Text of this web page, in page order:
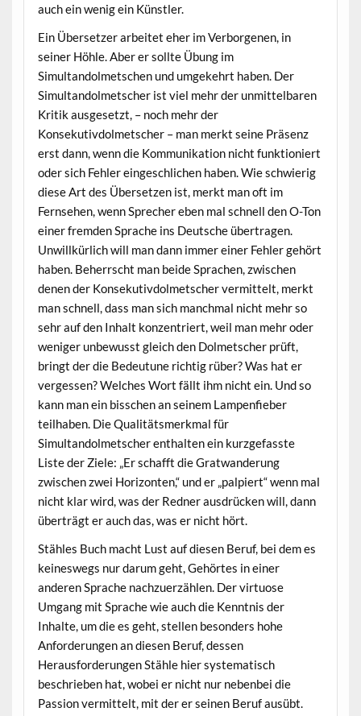
auch ein wenig ein Künstler.
Ein Übersetzer arbeitet eher im Verborgenen, in
seiner Höhle. Aber er sollte Übung im
Simultandolmetschen und umgekehrt haben. Der
Simultandolmetscher ist viel mehr der unmittelbaren
Kritik ausgesetzt, – noch mehr der
Konsekutivdolmetscher – man merkt seine Präsenz
erst dann, wenn die Kommunikation nicht funktioniert
oder sich Fehler eingeschlichen haben. Wie schwierig
diese Art des Übersetzen ist, merkt man oft im
Fernsehen, wenn Sprecher eben mal schnell den O-Ton
einer fremden Sprache ins Deutsche übertragen.
Unwillkürlich will man dann immer einer Fehler gehört
haben. Beherrscht man beide Sprachen, zwischen
denen der Konsekutivdolmetscher vermittelt, merkt
man schnell, dass man sich manchmal nicht mehr so
sehr auf den Inhalt konzentriert, weil man mehr oder
weniger unbewusst gleich den Dolmetscher prüft,
bringt der die Bedeutune richtig rüber? Was hat er
vergessen? Welches Wort fällt ihm nicht ein. Und so
kann man ein bisschen an seinem Lampenfieber
teilhaben. Die Qualitätsmerkmal für
Simultandolmetscher enthalten ein kurzgefasste
Liste der Ziele: „Er schafft die Gratwanderung
zwischen zwei Horizonten,“ und er „palpiert“ wenn mal
nicht klar wird, was der Redner ausdrücken will, dann
überträgt er auch das, was er nicht hört.
Stähles Buch macht Lust auf diesen Beruf, bei dem es
keineswegs nur darum geht, Gehörtes in einer
anderen Sprache nachzuerzählen. Der virtuose
Umgang mit Sprache wie auch die Kenntnis der
Inhalte, um die es geht, stellen besonders hohe
Anforderungen an diesen Beruf, dessen
Herausforderungen Stähle hier systematisch
beschrieben hat, wobei er nicht nur nebenbei die
Passion vermittelt, mit der er seinen Beruf ausübt.